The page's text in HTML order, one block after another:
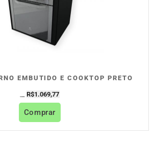
EMBUTIDO E COOKTOP PRETO
R$1.069,77
Comprar